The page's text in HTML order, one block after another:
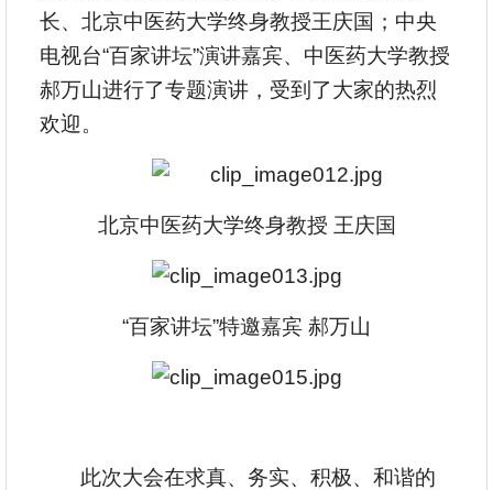
长、北京中医药大学终身教授王庆国；中央
电视台“百家讲坛”演讲嘉宾、中医药大学教授
郝万山进行了专题演讲，受到了大家的热烈
欢迎。
北京中医药大学终身教授 王庆国
“百家讲坛”特邀嘉宾 郝万山
此次大会在求真、务实、积极、和谐的